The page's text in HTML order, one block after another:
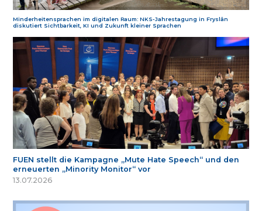
Minderheitensprachen im digitalen Raum: NKS-Jahrestagung in Fryslân
diskutiert Sichtbarkeit, KI und Zukunft kleiner Sprachen
FUEN stellt die Kampagne „Mute Hate Speech“ und den
erneuerten „Minority Monitor“ vor
13.07.2026